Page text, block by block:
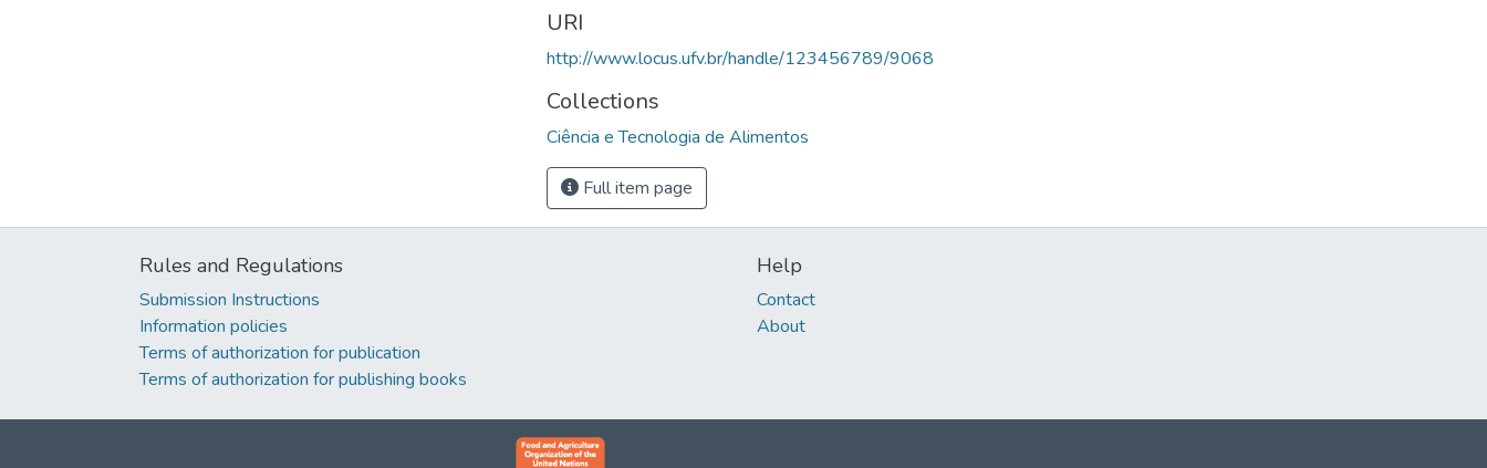
URI
http://www.locus.ufv.br/handle/123456789/9068
Collections
Ciência e Tecnologia de Alimentos
Full item page
Rules and Regulations
Submission Instructions
Information policies
Terms of authorization for publication
Terms of authorization for publishing books
Help
Contact
About